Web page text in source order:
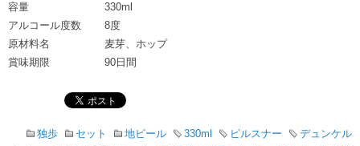
容量
330ml
アルコール度数
8度
原材料名
麦芽、ホップ
賞味期限
90日間
独歩 セット 地ビール 330ml ピルスナー
デュンケル